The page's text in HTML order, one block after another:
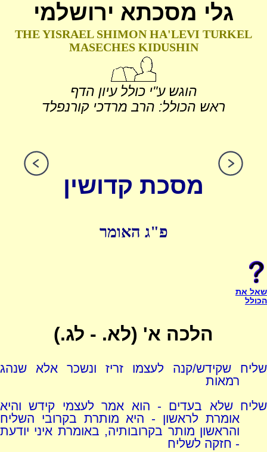
גלי מסכתא ירושלמי
THE YISRAEL SHIMON HA'LEVI TURKEL
MASECHES KIDUSHIN
הוגש ע"י כולל עיון הדף
ראש הכולל: הרב מרדכי קורנפלד
מסכת קדושין
פ"ג האומר
שאל את
הכולל
הלכה א' (לא. - לג.)
שליח שקידש/קנה לעצמו זריז ונשכר אלא שנהג
רמאות
שליח שלא בעדים - הוא אמר לעצמי קידש והיא
אומרת לראשון - היא מותרת בקרובי השליח
והראשון מותר בקרובותיה, באומרת איני יודעת
- חזקה לשליח